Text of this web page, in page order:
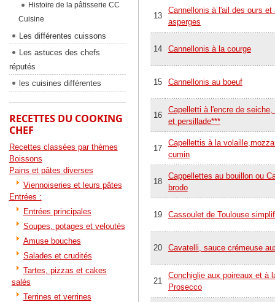
13
Cannellonis à l'ail des ours et
asperges
14 Cannellonis à la courge
15 Cannellonis au boeuf
16
Capelletti à l'encre de seiche,
et persillade***
17
Capellettis à la
cumin
18
Cappellettes au bouillon ou
brodo
19 Cassoulet de Toulouse
20 Cavatelli, sauce crémeuse
21
Conchiglie aux poireaux et à
Prosecco
Histoire de la pâtisserie CC
Cuisine
Les différentes cuissons
Les astuces des chefs
réputés
les cuisines différentes
RECETTES DU COOKING
CHEF
Recettes classées par thèmes
Boissons
Pains et pâtes diverses
Viennoiseries et leurs pâtes
Entrées :
Entrées principales
Soupes, potages et veloutés
Amuse bouches
Salades et crudités
Tartes, pizzas et cakes
salés
Terrines et verrines